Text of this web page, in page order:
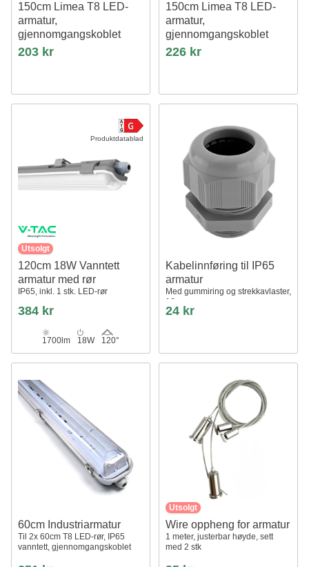
150cm Limea T8 LED-
armatur,
gjennomgangskoblet
Til 1x150cm LED-rør, IP65
vanntett
203 kr
150cm Limea T8 LED-
armatur,
gjennomgangskoblet
Til 2x 150cm LED-rør, IP65
vanntett
226 kr
Produktdatablad
Utsolgt
120cm 18W Vanntett
armatur med rør
IP65, inkl. 1 stk. LED-rør
384 kr
1700lm 18W 120°
Kabelinnføring til IP65
armatur
Med gummiring og strekkavlaster,
16mm
24 kr
60cm Industriarmatur
Til 2x 60cm T8 LED-rør, IP65
vanntett, gjennomgangskoblet
Utsolgt
Wire oppheng for armatur
1 meter, justerbar høyde, sett
med 2 stk